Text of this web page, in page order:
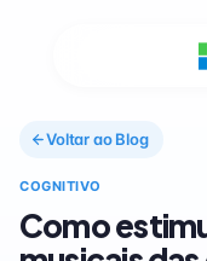
Voltar ao Blog
COGNITIVO
Como